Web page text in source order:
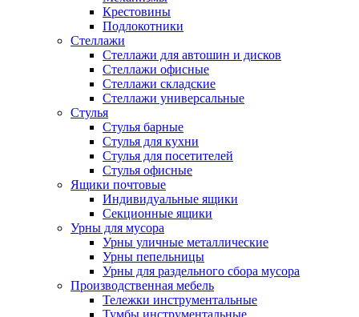
Крестовины
Подлокотники
Стеллажи
Стеллажи для автошин и дисков
Стеллажи офисные
Стеллажи складские
Стеллажи универсальные
Стулья
Стулья барные
Стулья для кухни
Стулья для посетителей
Стулья офисные
Ящики почтовые
Индивидуальные ящики
Секционные ящики
Урны для мусора
Урны уличные металлические
Урны пепельницы
Урны для раздельного сбора мусора
Производственная мебель
Тележки инструментальные
Тумбы инструментальные